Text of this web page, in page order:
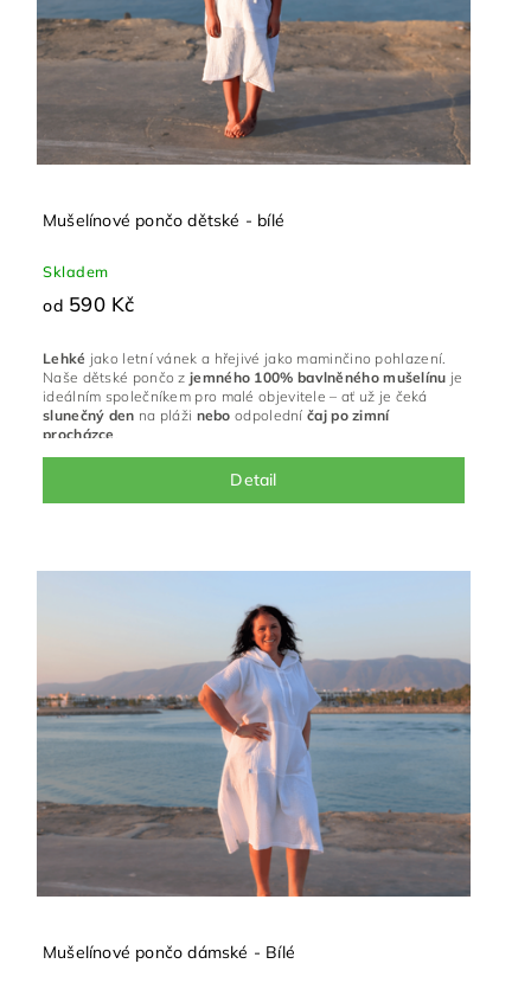
Mušelínové pončo dětské - bílé
Skladem
od 590 Kč
Detail
Lehké jako letní vánek a hřejivé jako maminčino pohlazení.
Naše dětské pončo z jemného 100% bavlněného mušelínu je
ideálním společníkem pro malé objevitele – ať už je čeká
slunečný den na pláži nebo odpoledníčaj po zimní
procházce
Mušelínové pončo dámské - Bílé